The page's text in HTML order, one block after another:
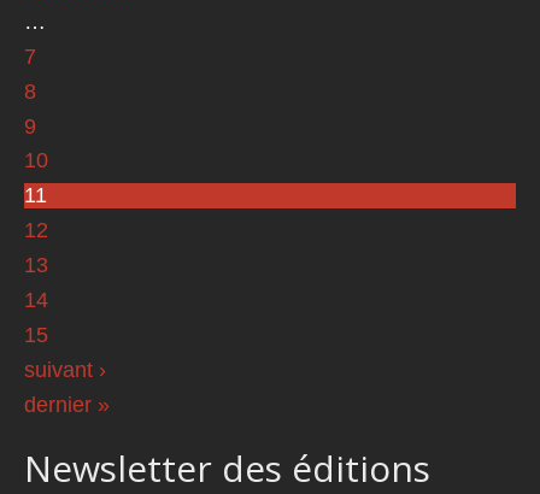
…
7
8
9
10
11
12
13
14
15
suivant ›
dernier »
Newsletter des éditions